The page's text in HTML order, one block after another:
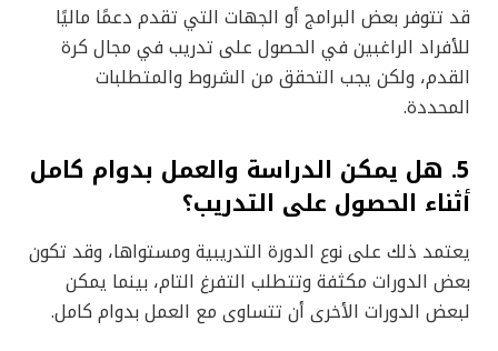
قد تتوفر بعض البرامج أو الجهات التي تقدم دعمًا ماليًا
للأفراد الراغبين في الحصول على تدريب في مجال كرة
القدم، ولكن يجب التحقق من الشروط والمتطلبات
المحددة.
5. هل يمكن الدراسة والعمل بدوام كامل
أثناء الحصول على التدريب؟
يعتمد ذلك على نوع الدورة التدريبية ومستواها، وقد تكون
بعض الدورات مكثفة وتتطلب التفرغ التام، بينما يمكن
لبعض الدورات الأخرى أن تتساوى مع العمل بدوام كامل.